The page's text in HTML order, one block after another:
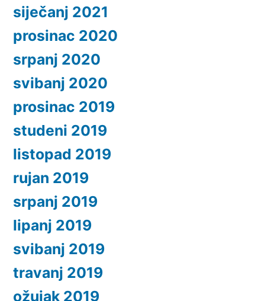
siječanj 2021
prosinac 2020
srpanj 2020
svibanj 2020
prosinac 2019
studeni 2019
listopad 2019
rujan 2019
srpanj 2019
lipanj 2019
svibanj 2019
travanj 2019
ožujak 2019